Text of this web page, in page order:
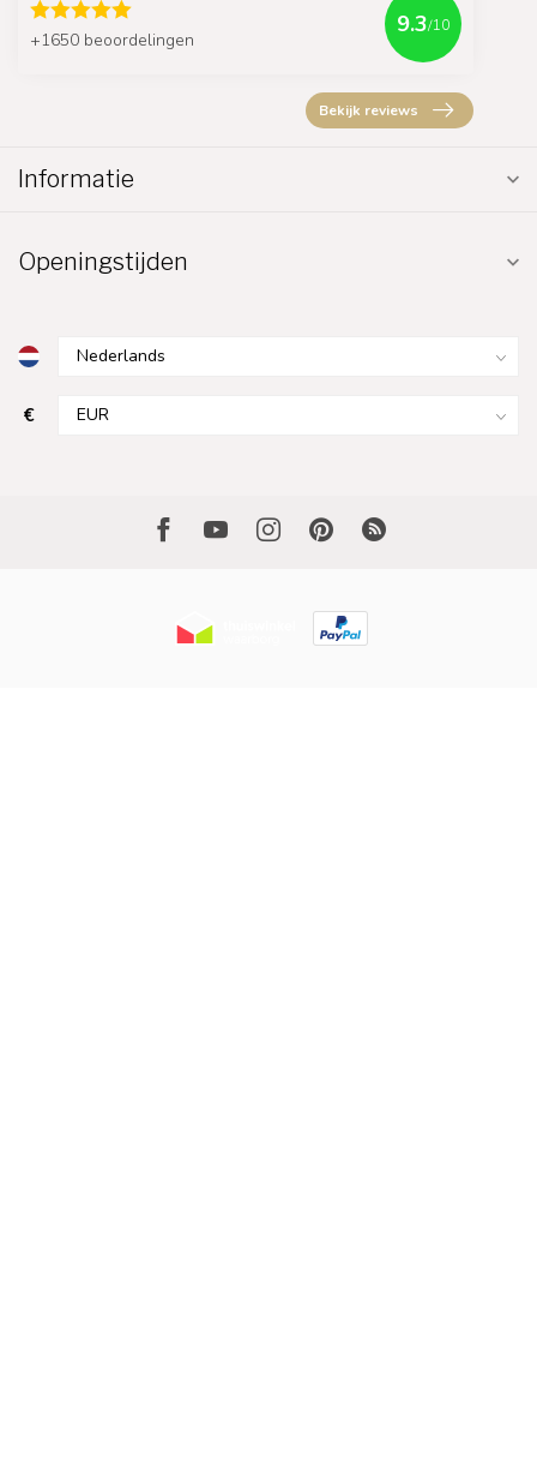
+1650 beoordelingen
9.3/10
Bekijk reviews
Informatie
Openingstijden
€